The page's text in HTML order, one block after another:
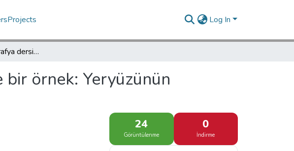
Projects Log In
Web tabanlı coğrafya dersine bir örnek: Yeryüzünün biçimlenmesinde akarsular
örnek: Yeryüzünün
24
Görüntülenme
0
İndirme